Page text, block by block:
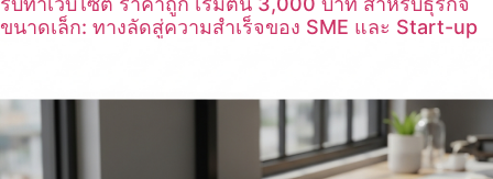
ขนาดเล็ก: ทางลัดสู่ความสำเร็จของ SME และ Start-up